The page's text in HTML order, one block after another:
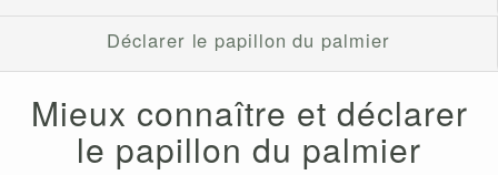
Déclarer le papillon du palmier
Mieux connaître et déclarer
le papillon du palmier